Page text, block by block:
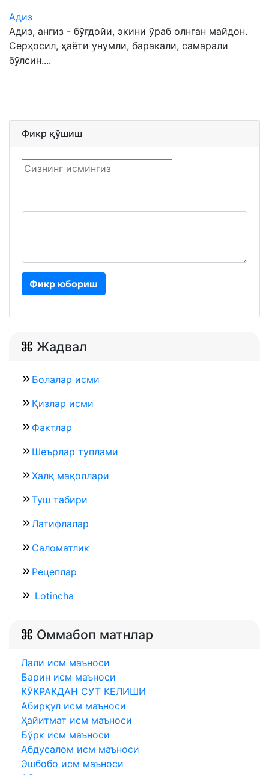
Адиз
Адиз, ангиз - бўғдойи, экини ўраб олнган майдон.
Серҳосил, ҳаёти унумли, баракали, самарали
бўлсин....
Фикр қўшиш
Фикр юбориш
Жадвал
Болалар исми
Қизлар исми
Фактлар
Шеърлар туплами
Халқ мақоллари
Туш табири
Латифлалар
Саломатлик
Рецеплар
Lotincha
Оммабоп матнлар
Лали исм маъноси
Барин исм маъноси
КЎКРАКДАН СУТ КЕЛИШИ
Абирқул исм маъноси
Ҳайитмат исм маъноси
Бўрк исм маъноси
Абдусалом исм маъноси
Эшбобо исм маъноси